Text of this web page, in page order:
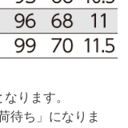
ります。
ち」になりま